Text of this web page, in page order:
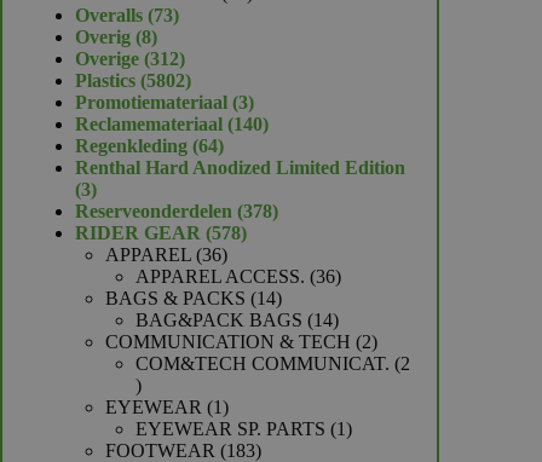
Overalls 7373
Overig 88
producten
Overige 312312
producten
Plastics 58025802
producten
Promotiemateriaal 33
producten
Reclamemateriaal 140140
Regenkleding 6464
producten
Renthal Hard Anodized Limited Edition
33
producten
Reserveonderdelen 378378
RIDER GEAR 578578
APPAREL 3636
producten
APPAREL ACCESS. 3636
BAGS & PACKS 1414
producten
BAG&PACK BAGS 1414
producten
COMMUNICATION & TECH 22
producten
COM&TECH COMMUNICAT.
2
2
producten
EYEWEAR 11
product
EYEWEAR SP. PARTS 11
FOOTWEAR 183183